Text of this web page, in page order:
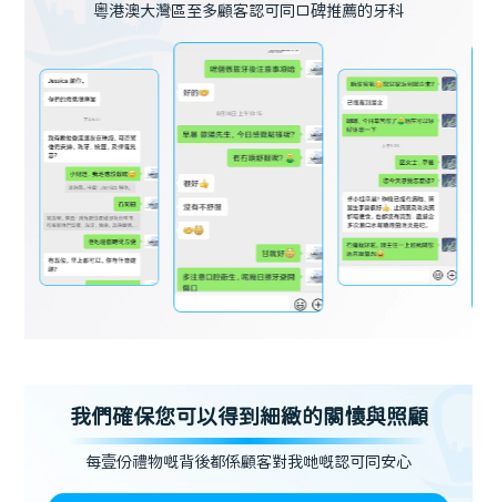
粵港澳大灣區至多顧客認可同口碑推薦的牙科
我們確保您可以得到細緻的關懷與照顧
每壹份禮物嘅背後都係顧客對我哋嘅認可同安心